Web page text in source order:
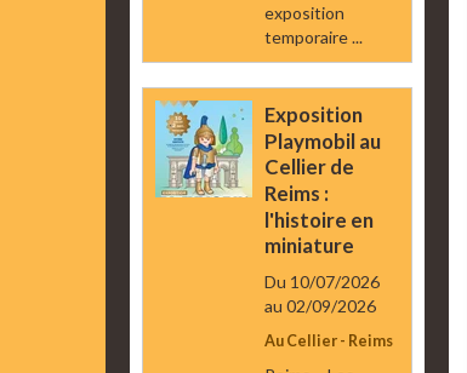
exposition
temporaire ...
Exposition
Playmobil au
Cellier de
Reims :
l'histoire en
miniature
Du 10/07/2026
au 02/09/2026
Au Cellier - Reims